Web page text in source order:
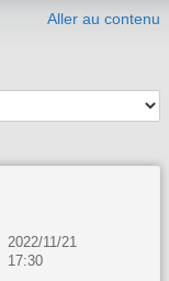
Aller au contenu
2022/11/21
17:30